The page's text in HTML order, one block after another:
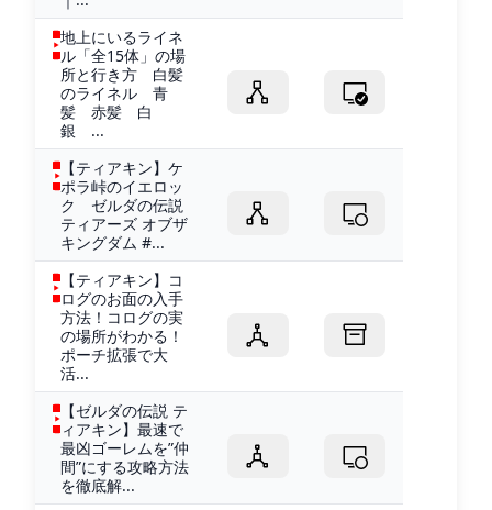
地上にいるライネ
ル「全15体」の場
所と行き方 白髪
のライネル 青
髪 赤髪 白
銀 ...
【ティアキン】ケ
ポラ峠のイエロッ
ク ゼルダの伝説
ティアーズ オブザ
キングダム #...
【ティアキン】コ
ログのお面の入手
方法！コログの実
の場所がわかる！
ポーチ拡張で大
活...
【ゼルダの伝説 テ
ィアキン】最速で
最凶ゴーレムを”仲
間”にする攻略方法
を徹底解...